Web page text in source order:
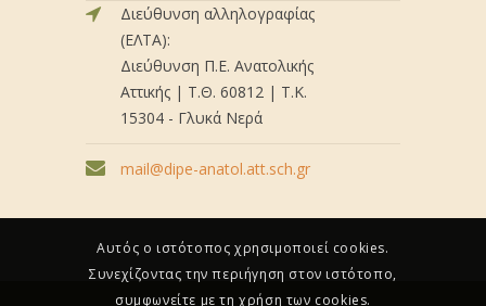
Διεύθυνση αλληλογραφίας
(ΕΛΤΑ):
Διεύθυνση Π.Ε. Ανατολικής
Αττικής | Τ.Θ. 60812 | Τ.Κ.
15304 - Γλυκά Νερά
mail@dipe-anatol.att.sch.gr
Αυτός ο ιστότοπος χρησιμοποιεί cookies.
Συνεχίζοντας την περιήγηση στον ιστότοπο,
συμφωνείτε με τη χρήση των cookies.